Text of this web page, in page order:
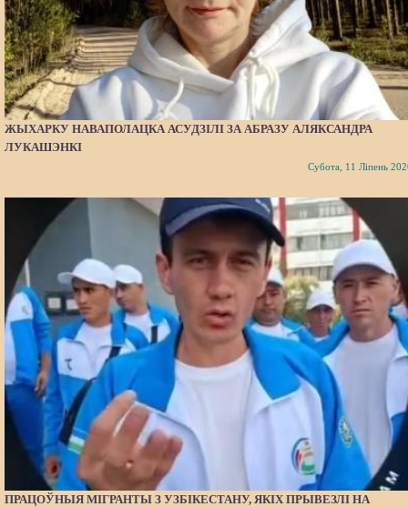
ЖЫХАРКУ НАВАПОЛАЦКА АСУДЗІЛІ ЗА АБРАЗУ АЛЯКСАНДРА
ЛУКАШЭНКІ
Субота, 11 Ліпень
ПРАЦОЎНЫЯ МІГРАНТЫ З УЗБІКЕСТАНУ, ЯКІХ ПРЫВЕЗЛІ НА